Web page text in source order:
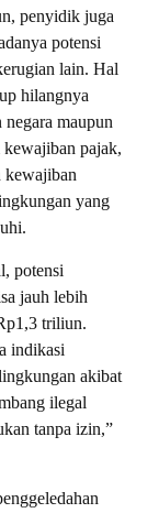
penyidik juga
potensi
lain. Hal
hilangnya
negara maupun
kewajiban pajak,
kewajiban
yang
potensi
jauh lebih
triliun.
indikasi
akibat
ilegal
tanpa izin,”